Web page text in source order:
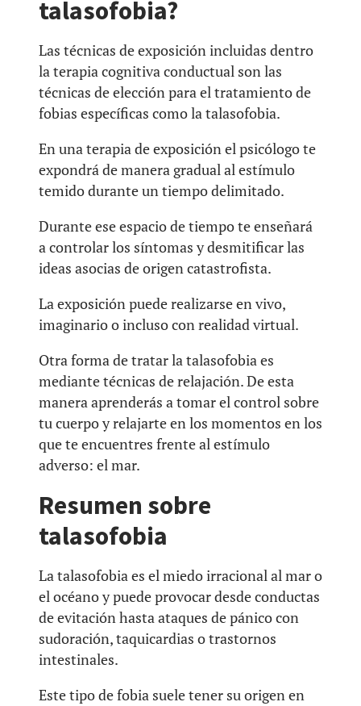
talasofobia?
Las técnicas de exposición incluidas dentro
la terapia cognitiva conductual son las
técnicas de elección para el tratamiento de
fobias específicas como la talasofobia.
En una terapia de exposición el psicólogo te
expondrá de manera gradual al estímulo
temido durante un tiempo delimitado.
Durante ese espacio de tiempo te enseñará
a controlar los síntomas y desmitificar las
ideas asocias de origen catastrofista.
La exposición puede realizarse en vivo,
imaginario o incluso con realidad virtual.
Otra forma de tratar la talasofobia es
mediante técnicas de relajación. De esta
manera aprenderás a tomar el control sobre
tu cuerpo y relajarte en los momentos en los
que te encuentres frente al estímulo
adverso: el mar.
Resumen sobre
talasofobia
La talasofobia es el miedo irracional al mar o
el océano y puede provocar desde conductas
de evitación hasta ataques de pánico con
sudoración, taquicardias o trastornos
intestinales.
Este tipo de fobia suele tener su origen en